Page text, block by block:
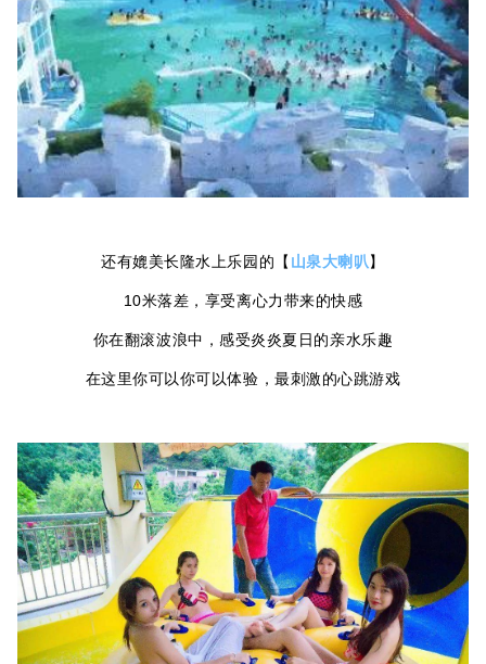
还有媲美长隆水上乐园的【 山泉大喇叭】
10米落差，享受离心力带来的快感
你在翻滚波浪中，感受炎炎夏日的亲水乐趣
在这里你可以你可以体验，最刺激的心跳游戏